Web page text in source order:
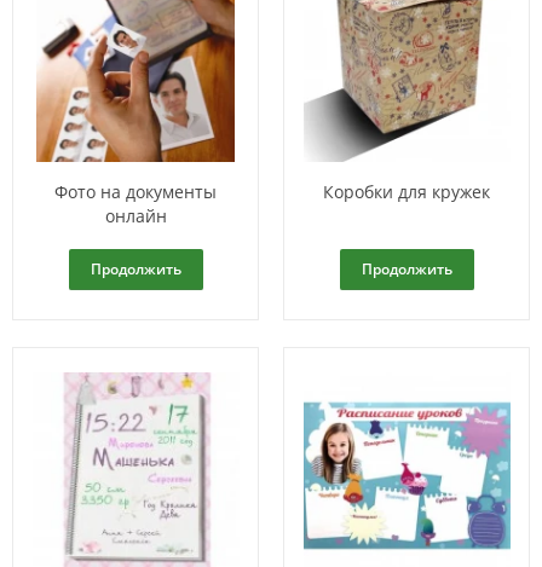
Фото на документы
онлайн
Продолжить
Коробки для кружек
Продолжить